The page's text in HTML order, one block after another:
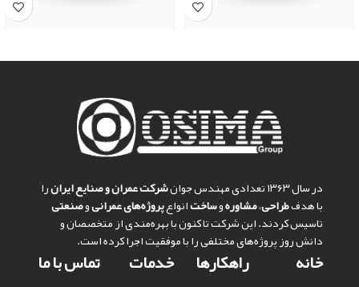
در سال ۱۳۶۳ تعدادی مهندس جوان شركت عمران و صنايع ايرانرا
با هدفطراحی،مشاورهوساختانواعپروژه‌های عمرانیوصنعتی
تاسیس کردند. این شرکت تا کنون با بهره‌مندی از متخصصان و
دانش روز پروژه‌های مختلفی را با موفقیت اجرا کرده است.
خانه
راهکارها
خدمات تماس با ما